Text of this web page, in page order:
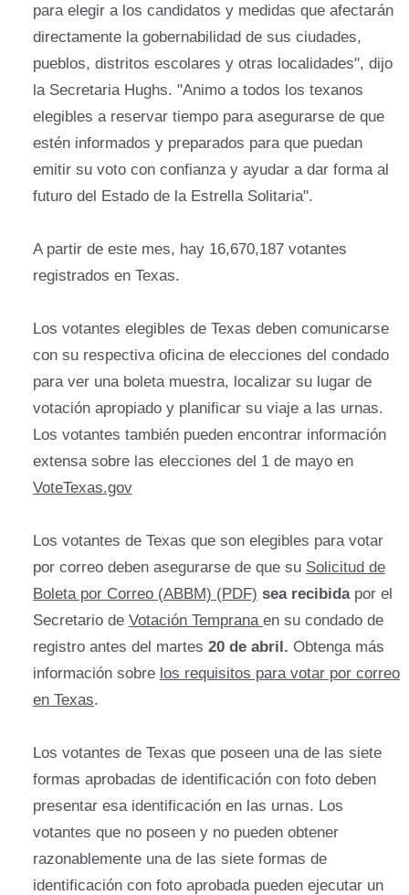
para elegir a los candidatos y medidas que afectarán
directamente la gobernabilidad de sus ciudades,
pueblos, distritos escolares y otras localidades", dijo
la Secretaria Hughs. "Animo a todos los texanos
elegibles a reservar tiempo para asegurarse de que
estén informados y preparados para que puedan
emitir su voto con confianza y ayudar a dar forma al
futuro del Estado de la Estrella Solitaria".
A partir de este mes, hay 16,670,187 votantes
registrados en Texas.
Los votantes elegibles de Texas deben comunicarse
con su respectiva oficina de elecciones del condado
para ver una boleta muestra, localizar su lugar de
votación apropiado y planificar su viaje a las urnas.
Los votantes también pueden encontrar información
extensa sobre las elecciones del 1 de mayo en
VoteTexas.gov
Los votantes de Texas que son elegibles para votar
por correo deben asegurarse de que su Solicitud de
Boleta por Correo (ABBM) (PDF) sea recibidapor el
Secretario de Votación Temprana en su condado de
registro antes del martes 20 de abril. Obtenga más
información sobre los requisitos para votar por correo
en Texas.
Los votantes de Texas que poseen una de las siete
formas aprobadas de identificación con foto deben
presentar esa identificación en las urnas. Los
votantes que no poseen y no pueden obtener
razonablemente una de las siete formas de
identificación con foto aprobada pueden ejecutar un